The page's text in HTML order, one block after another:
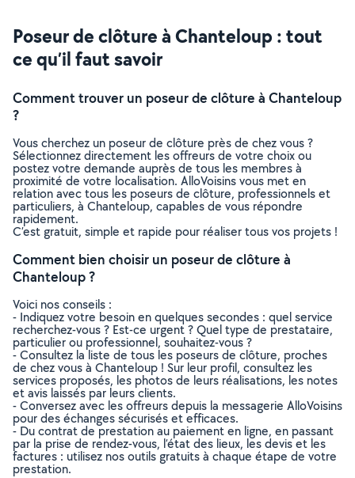
Poseur de clôture à Chanteloup : tout
ce qu’il faut savoir
Comment trouver un poseur de clôture à Chanteloup
?
Vous cherchez un poseur de clôture près de chez vous ?
Sélectionnez directement les offreurs de votre choix ou
postez votre demande auprès de tous les membres à
proximité de votre localisation. AlloVoisins vous met en
relation avec tous les poseurs de clôture, professionnels et
particuliers, à Chanteloup, capables de vous répondre
rapidement.
C’est gratuit, simple et rapide pour réaliser tous vos projets !
Comment bien choisir un poseur de clôture à
Chanteloup ?
Voici nos conseils :
- Indiquez votre besoin en quelques secondes : quel service
recherchez-vous ? Est-ce urgent ? Quel type de prestataire,
particulier ou professionnel, souhaitez-vous ?
- Consultez la liste de tous les poseurs de clôture, proches
de chez vous à Chanteloup ! Sur leur profil, consultez les
services proposés, les photos de leurs réalisations, les notes
et avis laissés par leurs clients.
- Conversez avec les offreurs depuis la messagerie AlloVoisins
pour des échanges sécurisés et efficaces.
- Du contrat de prestation au paiement en ligne, en passant
par la prise de rendez-vous, l’état des lieux, les devis et les
factures : utilisez nos outils gratuits à chaque étape de votre
prestation.